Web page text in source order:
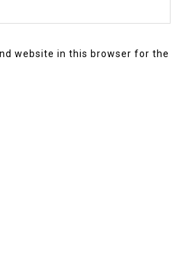
website in this browser for the